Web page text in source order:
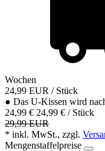
Wochen
24,99 EUR / Stück
● Das U-Kissen wird
24,99 € 24,99 € / Stück
29,99 EUR
* inkl. MwSt., zzgl.
Mengenstaffelpreise